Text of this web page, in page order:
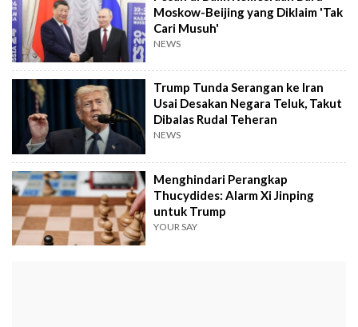
Moskow-Beijing yang Diklaim 'Tak
Cari Musuh'
NEWS
Trump Tunda Serangan ke Iran
Usai Desakan Negara Teluk, Takut
Dibalas Rudal Teheran
NEWS
Menghindari Perangkap
Thucydides: Alarm Xi Jinping
untuk Trump
YOUR SAY